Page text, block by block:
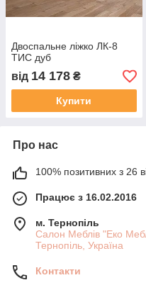
Двоспальне ліжко ЛК-8
ТИС дуб
від 14 178 ₴
Купити
Про нас
100% позитивних з 26
Працює з 16.02.2016
м. Тернопіль
Салон Меблів "Еко
Тернопіль, Україна
Контакти